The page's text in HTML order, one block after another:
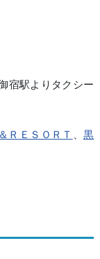
宿駅よりタクシー
ＲＥＳＯＲＴ 、黒